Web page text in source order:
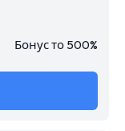
Бонус то 500%